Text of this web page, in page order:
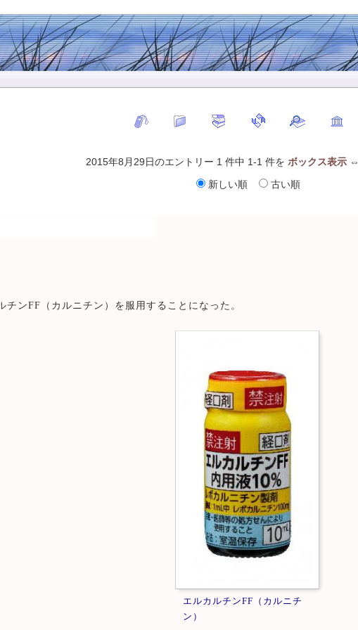
2015年8月29日のエントリー 1 件中 1-1 件を ボックス表示⇔
新しい順
古い順
チンFF（カルニチン）を服用することになった。
エルカルチンFF（カルニチ
ン）